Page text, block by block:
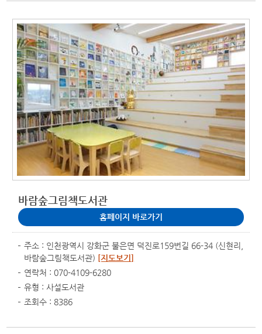
바람숲그림책도서관
홈페이지 바로가기
주소 : 인천광역시 강화군 불은면 덕진로159번길 66-34 (신현리,
바람숲그림책도서관) [지도보기]
연락처 : 070-4109-6280
유형 : 사설도서관
조회수 : 8386